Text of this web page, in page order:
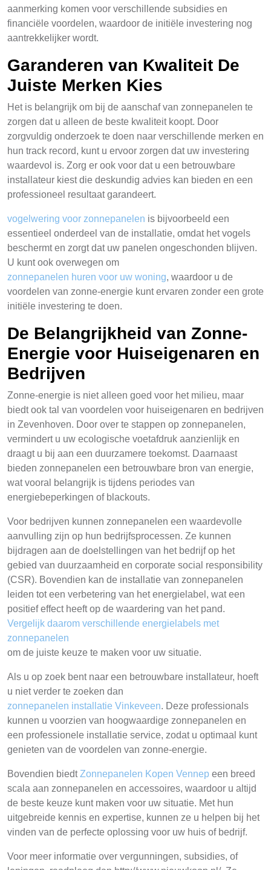
aanmerking komen voor verschillende subsidies en
financiële voordelen, waardoor de initiële investering nog
aantrekkelijker wordt.
Garanderen van Kwaliteit De
Juiste Merken Kies
Het is belangrijk om bij de aanschaf van zonnepanelen te
zorgen dat u alleen de beste kwaliteit koopt. Door
zorgvuldig onderzoek te doen naar verschillende merken en
hun track record, kunt u ervoor zorgen dat uw investering
waardevol is. Zorg er ook voor dat u een betrouwbare
installateur kiest die deskundig advies kan bieden en een
professioneel resultaat garandeert.
vogelwering voor zonnepanelen is bijvoorbeeld een
essentieel onderdeel van de installatie, omdat het vogels
beschermt en zorgt dat uw panelen ongeschonden blijven.
U kunt ook overwegen om
zonnepanelen huren voor uw woning, waardoor u de
voordelen van zonne-energie kunt ervaren zonder een grote
initiële investering te doen.
De Belangrijkheid van Zonne-
Energie voor Huiseigenaren en
Bedrijven
Zonne-energie is niet alleen goed voor het milieu, maar
biedt ook tal van voordelen voor huiseigenaren en bedrijven
in Zevenhoven. Door over te stappen op zonnepanelen,
vermindert u uw ecologische voetafdruk aanzienlijk en
draagt u bij aan een duurzamere toekomst. Daarnaast
bieden zonnepanelen een betrouwbare bron van energie,
wat vooral belangrijk is tijdens periodes van
energiebeperkingen of blackouts.
Voor bedrijven kunnen zonnepanelen een waardevolle
aanvulling zijn op hun bedrijfsprocessen. Ze kunnen
bijdragen aan de doelstellingen van het bedrijf op het
gebied van duurzaamheid en corporate social responsibility
(CSR). Bovendien kan de installatie van zonnepanelen
leiden tot een verbetering van het energielabel, wat een
positief effect heeft op de waardering van het pand.
Vergelijk daarom verschillende energielabels met
zonnepanelen
om de juiste keuze te maken voor uw situatie.
Als u op zoek bent naar een betrouwbare installateur, hoeft
u niet verder te zoeken dan
zonnepanelen installatie Vinkeveen. Deze professionals
kunnen u voorzien van hoogwaardige zonnepanelen en
een professionele installatie service, zodat u optimaal kunt
genieten van de voordelen van zonne-energie.
Bovendien biedtZonnepanelen Kopen Vennep een breed
scala aan zonnepanelen en accessoires, waardoor u altijd
de beste keuze kunt maken voor uw situatie. Met hun
uitgebreide kennis en expertise, kunnen ze u helpen bij het
vinden van de perfecte oplossing voor uw huis of bedrijf.
Voor meer informatie over vergunningen, subsidies, of